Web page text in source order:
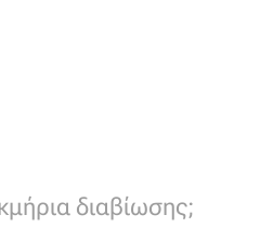
διαβίωσης;